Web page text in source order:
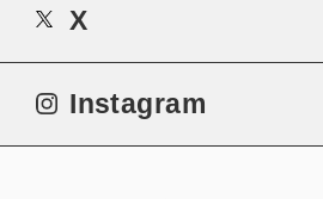
X
Instagram